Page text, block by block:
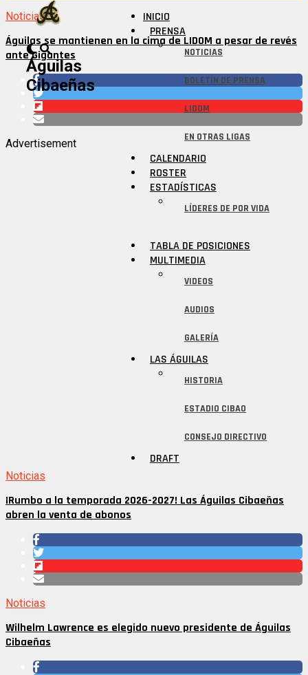
Águilas
Cibaeñas
INICIO
PRENSA
NOTICIAS
BOLETÍN DE PRENSA
LIDOM
EN OTRAS LIGAS
CALENDARIO
ROSTER
ESTADÍSTICAS
LÍDERES DE POR VIDA
TABLA DE POSICIONES
MULTIMEDIA
VIDEOS
AUDIOS
GALERÍA
LAS ÁGUILAS
HISTORIA
ESTADIO CIBAO
CONSEJO DIRECTIVO
DRAFT
Noticias
Águilas se mantienen en la cima de LIDOM a pesar de revés
ante Gigantes
Advertisement
Noticias
¡Rumbo a la temporada 2026-2027! Las Águilas Cibaeñas
abren la venta de abonos
Noticias
Wilhelm Lawrence es elegido nuevo presidente de Águilas
Cibaeñas